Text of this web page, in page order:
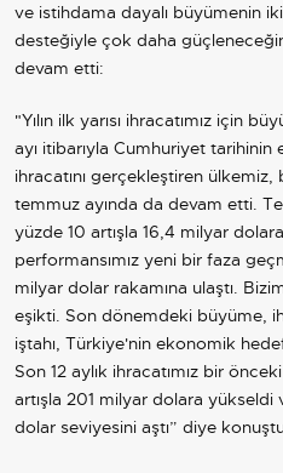
ve istihdama dayalı büyümenin
desteğiyle çok daha
devam etti:
"Yılın ilk yarısı ihracatımız için
ayı itibarıyla Cumhuriyet tarihinin
ihracatını gerçekleştiren
temmuz ayında da devam etti.
yüzde 10 artışla 16,4 milyar
performansımız yeni bir faza
milyar dolar rakamına ulaştı.
eşikti. Son dönemdeki büyüme,
iştahı, Türkiye'nin ekonomik
Son 12 aylık ihracatımız bir
artışla 201 milyar dolara
dolar seviyesini aştı” diye